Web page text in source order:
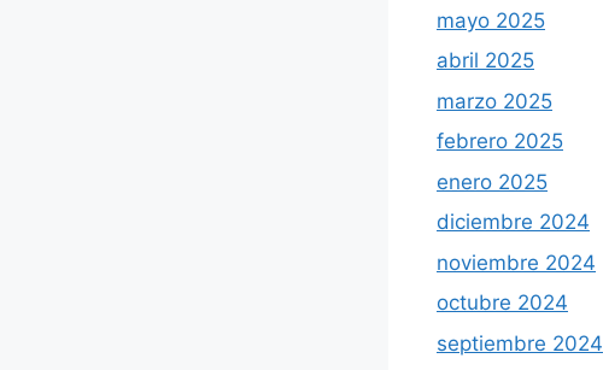
mayo 2025
abril 2025
marzo 2025
febrero 2025
enero 2025
diciembre 2024
noviembre 2024
octubre 2024
septiembre 2024